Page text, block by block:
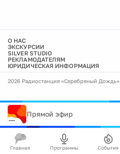
О НАС
ЭКСКУРСИИ
SILVER STUDIO
РЕКЛАМОДАТЕЛЯМ
ЮРИДИЧЕСКАЯ ИНФОРМАЦИЯ
2026 Радиостанция «Серебряный Дождь»
Прямой эфир
Главная Программы События